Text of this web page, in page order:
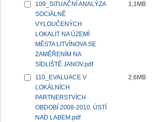
109_SITUAČNÍ ANALÝZA
SOCIÁLNĚ
VYLOUČENÝCH
LOKALIT NA ÚZEMÍ
MĚSTA LITVÍNOVA SE
ZAMĚŘENÍM NA
SÍDLIŠTĚ JANOV.pdf
1,1MB
110_EVALUACE V
LOKÁLNÍCH
PARTNERSTVÍCH
OBDOBÍ 2008-2010. ÚSTÍ
NAD LABEM.pdf
2,6MB